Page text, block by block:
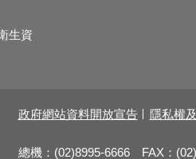
生資
政府網站資料開放宣告 隱私權
總機：(02)8995-6666 FAX：